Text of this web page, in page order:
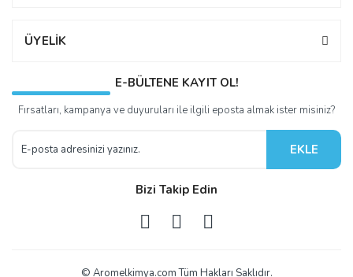
ÜYELİK
E-BÜLTENE KAYIT OL!
Fırsatları, kampanya ve duyuruları ile ilgili eposta almak ister misiniz?
EKLE
Bizi Takip Edin
© Aromelkimya.com Tüm Hakları Saklıdır.